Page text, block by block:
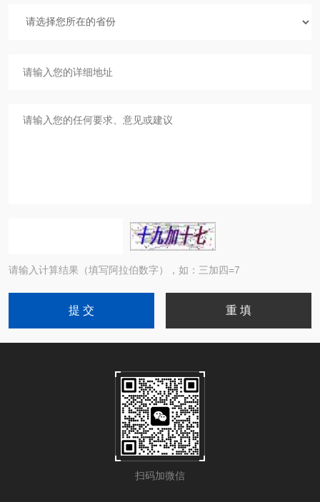
请输入计算结果（填写阿拉伯数字），如：三加四=7
扫码加微信